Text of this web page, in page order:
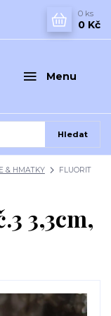
Menu
Hledat
0 ks
0 Kč
& HMATKY
FLUORIT
3,3cm,